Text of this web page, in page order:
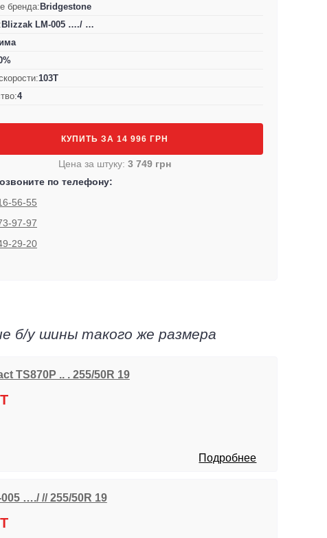
бренда:Bridgestone
Blizzak LM-005 …./ …
103T
4
КУПИТЬ ЗА 14 996 ГРН
Цена за штуку: 3 749 грн
по телефону:
56-55
97-97
29-20
б/у шины такого же размера
TS870P .. . 255/50R 19
Подробнее
…./ // 255/50R 19